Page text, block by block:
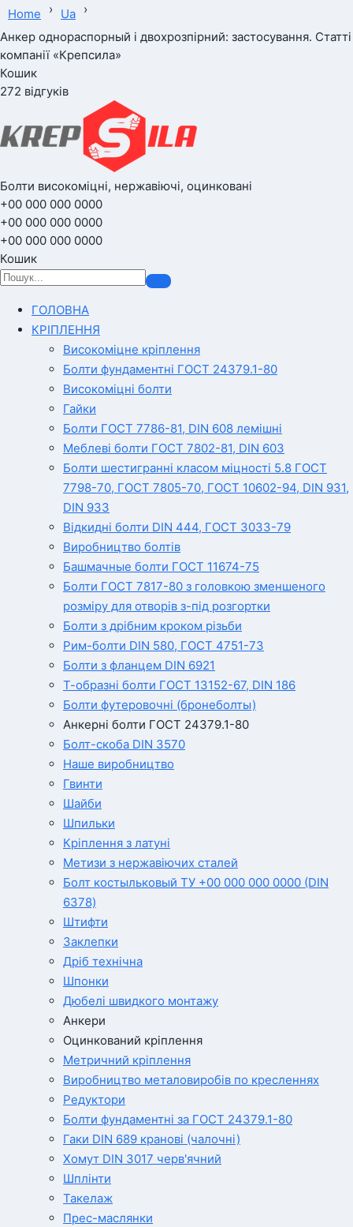
Home › Ua ›
Анкер однораспорный і двохрозпірний: застосування. Статті
компанії «Крепсила»
Кошик
272 відгуків
Болти високоміцні, нержавіючі, оцинковані
+00 000 000 0000
+00 000 000 0000
+00 000 000 0000
Кошик
ГОЛОВНА
КРІПЛЕННЯ
Високоміцне кріплення
Болти фундаментні ГОСТ 24379.1-80
Високоміцні болти
Гайки
Болти ГОСТ 7786-81, DIN 608 лемішні
Меблеві болти ГОСТ 7802-81, DIN 603
Болти шестигранні класом міцності 5.8 ГОСТ
7798-70, ГОСТ 7805-70, ГОСТ 10602-94, DIN 931,
DIN 933
Відкидні болти DIN 444, ГОСТ 3033-79
Виробництво болтів
Башмачные болти ГОСТ 11674-75
Болти ГОСТ 7817-80 з головкою зменшеного
розміру для отворів з-під розгортки
Болти з дрібним кроком різьби
Рим-болти DIN 580, ГОСТ 4751-73
Болти з фланцем DIN 6921
Т-образні болти ГОСТ 13152-67, DIN 186
Болти футеровочні (бронеболты)
Анкерні болти ГОСТ 24379.1-80
Болт-скоба DIN 3570
Наше виробництво
Гвинти
Шайби
Шпильки
Кріплення з латуні
Метизи з нержавіючих сталей
Болт костыльковый ТУ +00 000 000 0000 (DIN
6378)
Штифти
Заклепки
Дріб технічна
Шпонки
Дюбелі швидкого монтажу
Анкери
Оцинкований кріплення
Метричний кріплення
Виробництво металовиробів по кресленнях
Редуктори
Болти фундаментні за ГОСТ 24379.1-80
Гаки DIN 689 кранові (чалочні)
Хомут DIN 3017 черв'ячний
Шплінти
Такелаж
Прес-маслянки